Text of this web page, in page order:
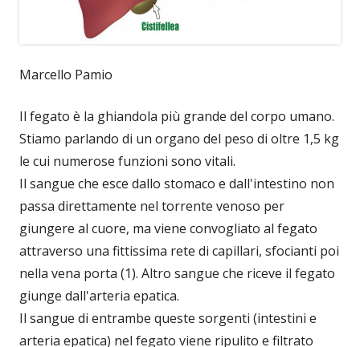
Marcello Pamio
Il fegato è la ghiandola più grande del corpo umano.
Stiamo parlando di un organo del peso di oltre 1,5 kg
le cui numerose funzioni sono vitali.
Il sangue che esce dallo stomaco e dall'intestino non
passa direttamente nel torrente venoso per
giungere al cuore, ma viene convogliato al fegato
attraverso una fittissima rete di capillari, sfocianti poi
nella vena porta (1). Altro sangue che riceve il fegato
giunge dall'arteria epatica.
Il sangue di entrambe queste sorgenti (intestini e
arteria epatica) nel fegato viene ripulito e filtrato